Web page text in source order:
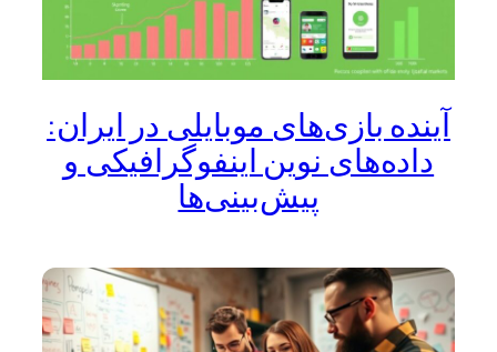
آینده بازی‌های موبایلی در ایران:
داده‌های نوین اینفوگرافیکی و
پیش‌بینی‌ها